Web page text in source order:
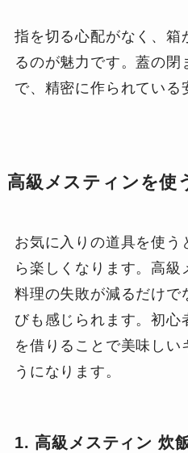
指を切る心配がなく、箱
るのが魅力です。蓋の閉
で、精密に作られている
高級メスティンを使
お気に入りの道具を使う
ら楽しくなります。高級
料理の失敗が減るだけで
びも感じられます。初心
を借りることで美味しい
うになります。
1. 高級メスティン 炊